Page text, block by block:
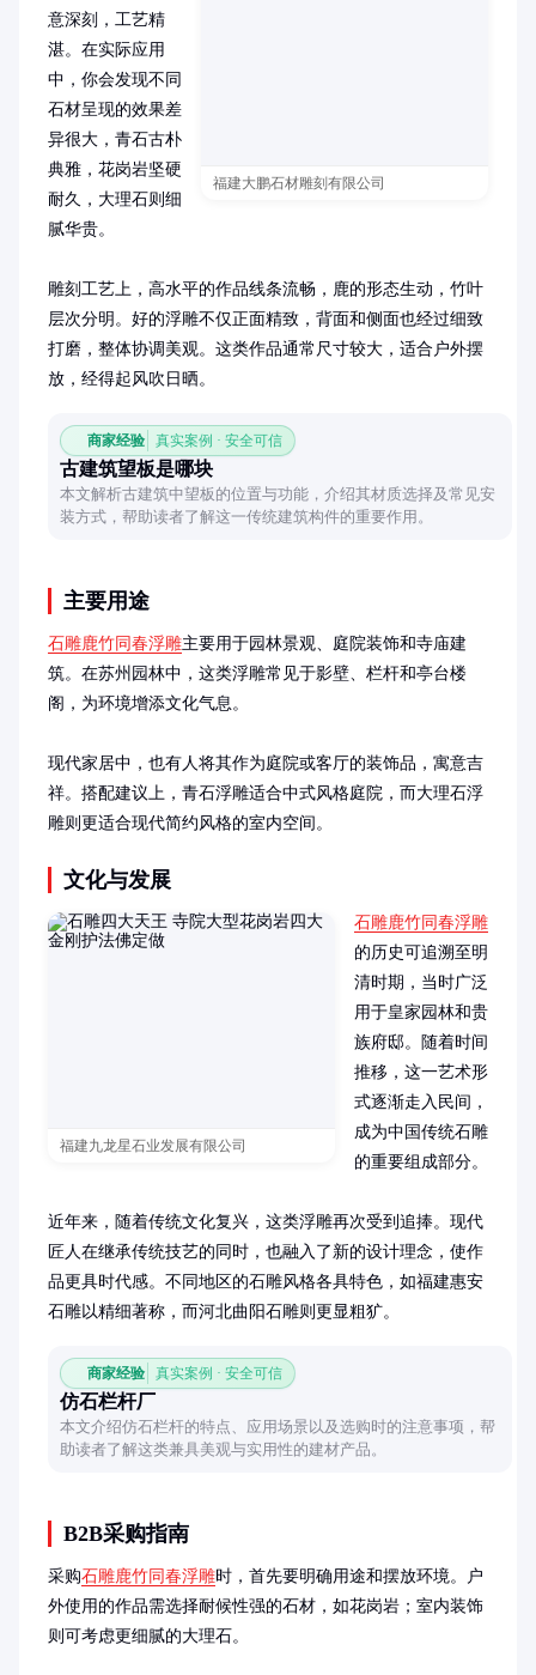
福建大鹏石材雕刻有限公司
意深刻，工艺精
湛。在实际应用
中，你会发现不同
石材呈现的效果差
异很大，青石古朴
典雅，花岗岩坚硬
耐久，大理石则细
腻华贵。
雕刻工艺上，高水平的作品线条流畅，鹿的形态生动，竹叶
层次分明。好的浮雕不仅正面精致，背面和侧面也经过细致
打磨，整体协调美观。这类作品通常尺寸较大，适合户外摆
放，经得起风吹日晒。
商家经验 真实案例 · 安全可信
古建筑望板是哪块
本文解析古建筑中望板的位置与功能，介绍其材质选择及常见安
装方式，帮助读者了解这一传统建筑构件的重要作用。
主要用途
石雕鹿竹同春浮雕主要用于园林景观、庭院装饰和寺庙建
筑。在苏州园林中，这类浮雕常见于影壁、栏杆和亭台楼
阁，为环境增添文化气息。
现代家居中，也有人将其作为庭院或客厅的装饰品，寓意吉
祥。搭配建议上，青石浮雕适合中式风格庭院，而大理石浮
雕则更适合现代简约风格的室内空间。
文化与发展
福建九龙星石业发展有限公司
石雕鹿竹同春浮雕
的历史可追溯至明
清时期，当时广泛
用于皇家园林和贵
族府邸。随着时间
推移，这一艺术形
式逐渐走入民间，
成为中国传统石雕
的重要组成部分。
近年来，随着传统文化复兴，这类浮雕再次受到追捧。现代
匠人在继承传统技艺的同时，也融入了新的设计理念，使作
品更具时代感。不同地区的石雕风格各具特色，如福建惠安
石雕以精细著称，而河北曲阳石雕则更显粗犷。
商家经验 真实案例 · 安全可信
仿石栏杆厂
本文介绍仿石栏杆的特点、应用场景以及选购时的注意事项，帮
助读者了解这类兼具美观与实用性的建材产品。
B2B采购指南
采购石雕鹿竹同春浮雕时，首先要明确用途和摆放环境。户
外使用的作品需选择耐候性强的石材，如花岗岩；室内装饰
则可考虑更细腻的大理石。